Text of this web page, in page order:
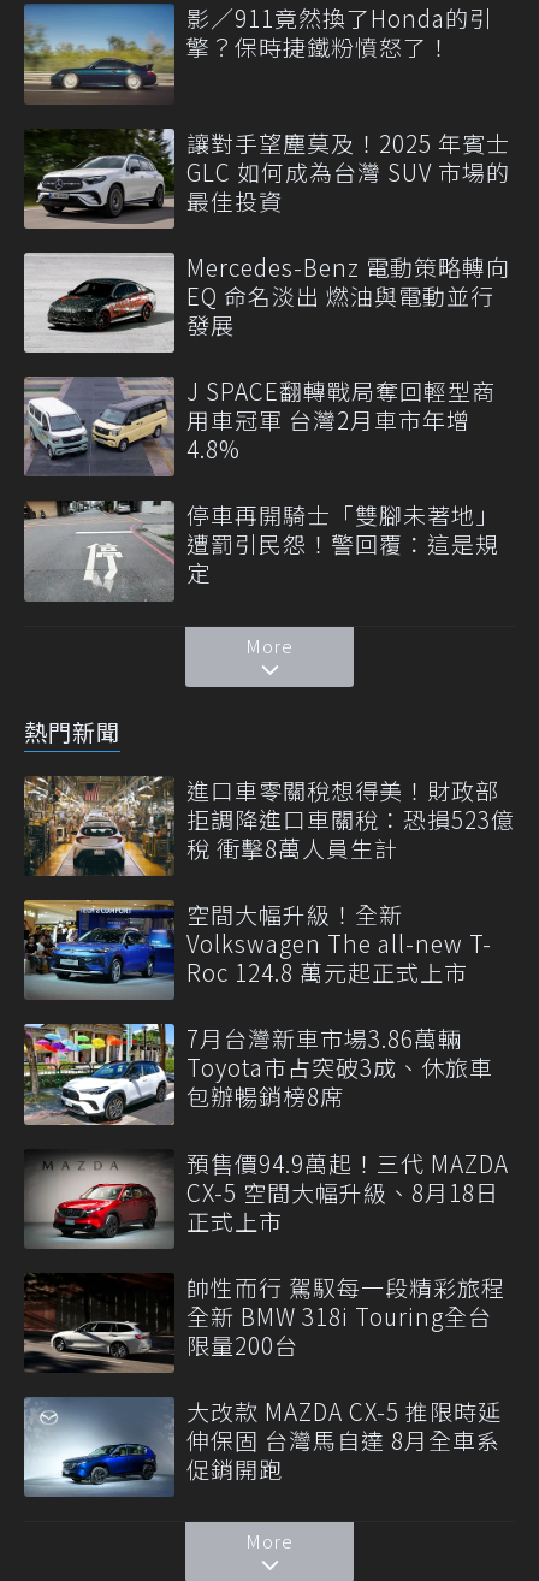
影／911竟然換了Honda的引
擎？保時捷鐵粉憤怒了！
讓對手望塵莫及！2025 年賓士
GLC 如何成為台灣 SUV 市場的
最佳投資
Mercedes-Benz 電動策略轉向
EQ 命名淡出 燃油與電動並行
發展
J SPACE翻轉戰局奪回輕型商
用車冠軍 台灣2月車市年增
4.8%
停車再開騎士「雙腳未著地」
遭罰引民怨！警回覆：這是規
定
More
熱門新聞
進口車零關稅想得美！財政部
拒調降進口車關稅：恐損523億
稅 衝擊8萬人員生計
空間大幅升級！全新
Volkswagen The all-new T-
Roc 124.8 萬元起正式上市
7月台灣新車市場3.86萬輛
Toyota市占突破3成、休旅車
包辦暢銷榜8席
預售價94.9萬起！三代 MAZDA
CX-5 空間大幅升級、8月18日
正式上市
帥性而行 駕馭每一段精彩旅程
全新 BMW 318i Touring全台
限量200台
大改款 MAZDA CX-5 推限時延
伸保固 台灣馬自達 8月全車系
促銷開跑
More